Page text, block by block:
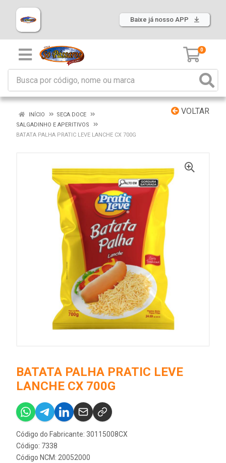
Baixe já nosso APP
0
VOLTAR
INÍCIO
SECA DOCE
SALGADINHO E APERITIVOS
BATATA PALHA PRATIC LEVE LANCHE CX 700G
BATATA PALHA PRATIC LEVE
LANCHE CX 700G
Código do Fabricante: 30115008CX
Código: 7338
Código NCM: 20052000